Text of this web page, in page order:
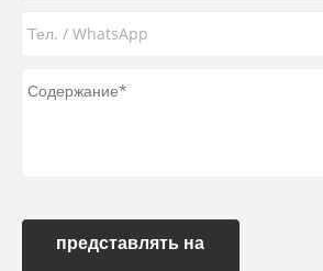
представлять на